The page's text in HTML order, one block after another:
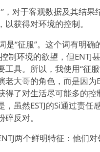
”，对于客观数据及其结
获得对环境的控制。
是“征服”。这个词有明
制环境的欲望，但ENTJ
具。所以，我使用“征
大哥的角色，而是因为
得了对生活尽可能多的
虽然ESTJ的Si通过责
反对。
两个鲜明特征：他们对